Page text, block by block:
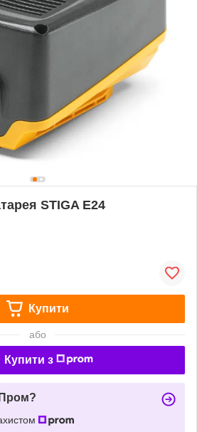
STIGA E24
Купити
або
Купити з